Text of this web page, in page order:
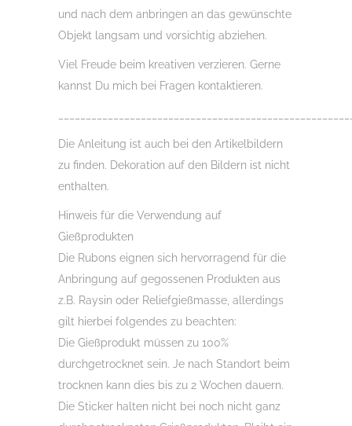
und nach dem anbringen an das gewünschte
Objekt langsam und vorsichtig abziehen.
Viel Freude beim kreativen verzieren. Gerne
kannst Du mich bei Fragen kontaktieren.
Die Anleitung ist auch bei den Artikelbildern
zu finden. Dekoration auf den Bildern ist nicht
enthalten.
Hinweis für die Verwendung auf
Gießprodukten
Die Rubons eignen sich hervorragend für die
Anbringung auf gegossenen Produkten aus
z.B. Raysin oder Reliefgießmasse, allerdings
gilt hierbei folgendes zu beachten:
Die Gießprodukt müssen zu 100%
durchgetrocknet sein. Je nach Standort beim
trocknen kann dies bis zu 2 Wochen dauern.
Die Sticker halten nicht bei noch nicht ganz